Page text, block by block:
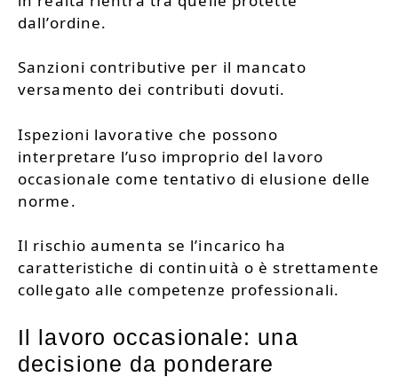
dall’ordine.
Sanzioni contributive per il mancato
versamento dei contributi dovuti.
Ispezioni lavorative che possono
interpretare l’uso improprio del lavoro
occasionale come tentativo di elusione delle
norme.
Il rischio aumenta se l’incarico ha
caratteristiche di continuità o è strettamente
collegato alle competenze professionali.
Il lavoro occasionale: una
decisione da ponderare